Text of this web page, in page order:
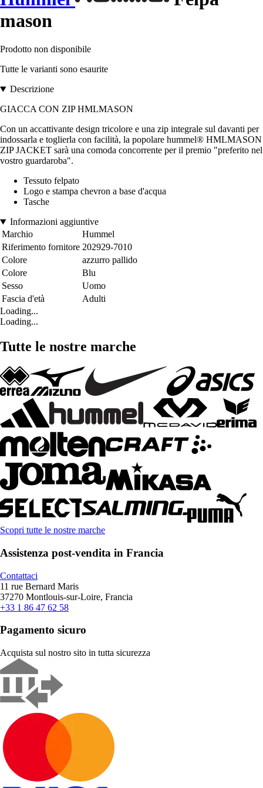
mason
Prodotto non disponibile
Tutte le varianti sono esaurite
Descrizione
GIACCA CON ZIP HMLMASON
Con un accattivante design tricolore e una zip integrale sul davanti per
indossarla e toglierla con facilità, la popolare hummel® HMLMASON
ZIP JACKET sarà una comoda concorrente per il premio "preferito nel
vostro guardaroba".
Tessuto felpato
Logo e stampa chevron a base d'acqua
Tasche
Informazioni aggiuntive
Marchio
Hummel
Riferimento fornitore 202929-7010
Colore
azzurro pallido
Colore
Blu
Sesso
Uomo
Fascia d'età
Adulti
Loading...
Loading...
Tutte le nostre marche
Scopri tutte le nostre marche
Assistenza post-vendita in Francia
Contattaci
11 rue Bernard Maris
37270 Montlouis-sur-Loire, Francia
+33 1 86 47 62 58
Pagamento sicuro
Acquista sul nostro sito in tutta sicurezza